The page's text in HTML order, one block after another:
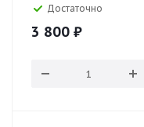
Достаточно
3 800 ₽